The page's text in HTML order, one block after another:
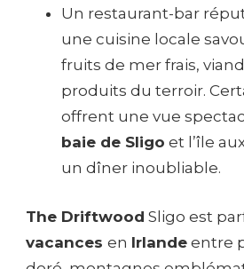
Un restaurant-bar
une cuisine locale
fruits de mer frais,
produits du terroir.
offrent une vue
baie de Sligo et l’île
un dîner inoubliable.
The Driftwood Sligo est
vacances en Irlande entre